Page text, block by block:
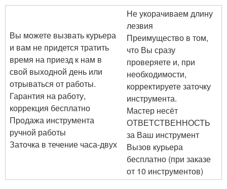
Вы можете вызвать курьера
и вам не придется тратить
время на приезд к нам в
свой выходной день или
отрываться от работы.
Гарантия на работу,
коррекция бесплатно
Продажа инструмента
ручной работы
Заточка в течение часа-двух
Не укорачиваем длину
лезвия
Преимущество в том,
что Вы сразу
проверяете и, при
необходимости,
корректируете заточку
инструмента.
Мастер несёт
ОТВЕТСТВЕННОСТЬ
за Ваш инструмент
Вызов курьера
бесплатно (при заказе
от 10 инструментов)